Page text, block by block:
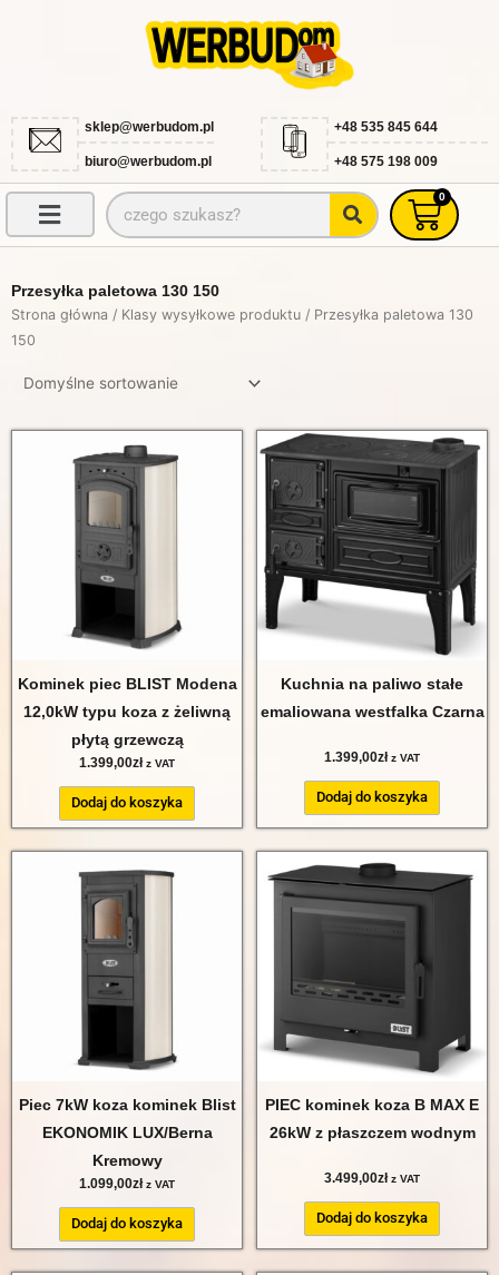
sklep@werbudom.pl
biuro@werbudom.pl
+48 535 845 644
+48 575 198 009
Szukaj 0
Przesyłka paletowa 130 150
Strona główna / Klasy wysyłkowe produktu / Przesyłka paletowa 130
150
Kominek piec BLIST Modena
12,0kW typu koza z żeliwną
płytą grzewczą
1.399,00zł z VAT
Dodaj do koszyka
Kuchnia na paliwo stałe
emaliowana westfalka Czarna
1.399,00zł z VAT
Dodaj do koszyka
Piec 7kW koza kominek Blist
EKONOMIK LUX/Berna
Kremowy
1.099,00zł z VAT
Dodaj do koszyka
PIEC kominek koza B MAX E
26kW z płaszczem wodnym
3.499,00zł z VAT
Dodaj do koszyka